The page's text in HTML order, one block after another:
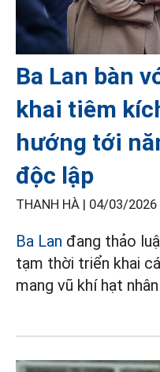
Ba Lan bàn
khai tiêm
hướng tới
độc lập
THANH HÀ | 04/03/2026
Ba Lan đang thảo
tạm thời triển khai
mang vũ khí hạt